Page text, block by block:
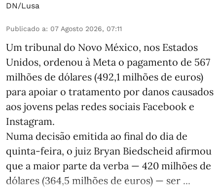
DN/Lusa
Publicado a: 07 Agosto 2026, 07:11
Um tribunal do Novo México, nos Estados
Unidos, ordenou à Meta o pagamento de 567
milhões de dólares (492,1 milhões de euros)
para apoiar o tratamento por danos causados
aos jovens pelas redes sociais Facebook e
Instagram.
Numa decisão emitida ao final do dia de
quinta-feira, o juiz Bryan Biedscheid afirmou
que a maior parte da verba — 420 milhões de
dólares (364,5 milhões de euros) — ser ...